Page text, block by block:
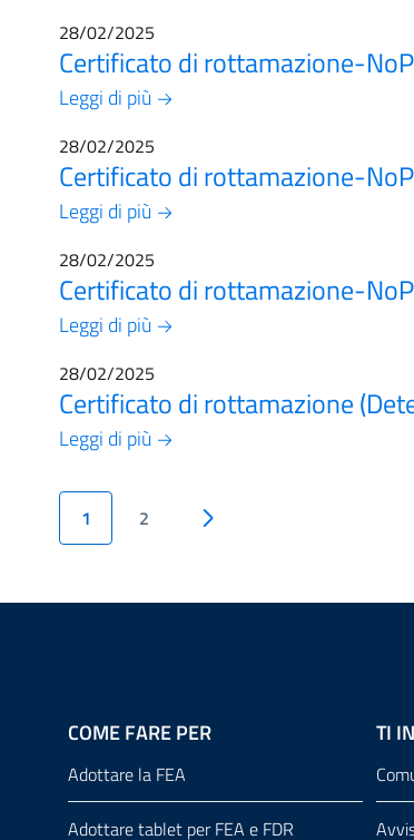
28/02/2025
Certificato di rottamazione-
Leggi di più
28/02/2025
Certificato di rottamazione-
Leggi di più
28/02/2025
Certificato di rottamazione-
Leggi di più
28/02/2025
Certificato di rottamazione
Leggi di più
1 2 Pagina successiva
COME FARE PER
Adottare la FEA
Adottare tablet per FEA e FDR
TI